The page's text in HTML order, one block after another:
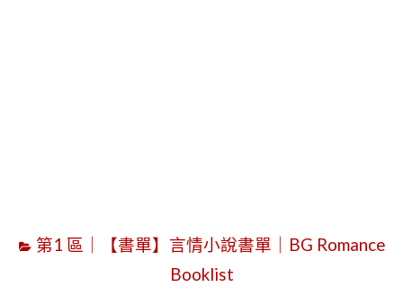
第1 區｜【書單】言情小說書單｜BG Romance
Booklist